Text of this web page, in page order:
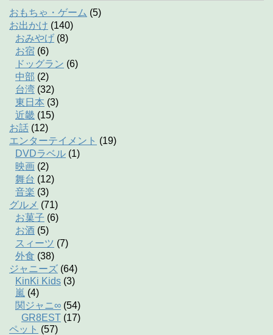
おもちゃ・ゲーム (5)
お出かけ (140)
おみやげ (8)
お宿 (6)
ドッグラン (6)
中部 (2)
台湾 (32)
東日本 (3)
近畿 (15)
お話 (12)
エンターテイメント (19)
DVDラベル (1)
映画 (2)
舞台 (12)
音楽 (3)
グルメ (71)
お菓子 (6)
お酒 (5)
スィーツ (7)
外食 (38)
ジャニーズ (64)
KinKi Kids (3)
嵐 (4)
関ジャニ∞ (54)
GR8EST (17)
ペット (57)